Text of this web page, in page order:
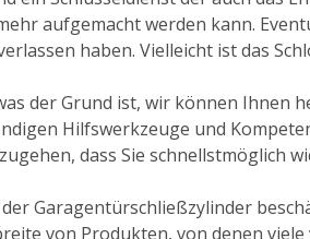
aufgemacht werden kann.
haben. Vielleicht ist das
der Grund ist, wir können Ihnen
Hilfswerkzeuge und
dass Sie schnellstmöglich
Garagentürschließzylinder
von Produkten, von denen